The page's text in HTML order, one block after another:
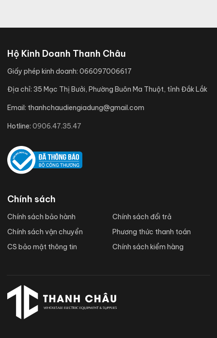
Hộ Kinh Doanh Thanh Châu
Giấy phép kinh doanh: 066097006617
Địa chỉ: 35 Mạc Thị Bưởi, Phường Buôn Ma Thuột, tỉnh Đắk Lắk
Email: thanhchaudiengiadung@gmail.com
Hotline: 0906.47.35.47
Chính sách
Chính sách bảo hành
Chính sách vận chuyển
CS bảo mật thông tin
Chính sách đổi trả
Phương thức thanh toán
Chính sách kiểm hàng